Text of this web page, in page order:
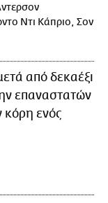
Ντι Κάπριο, Σον
από δεκαέξι
επαναστατών
κόρη ενός